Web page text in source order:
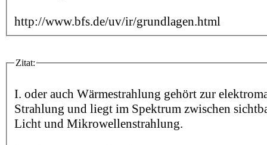
http://www.bfs.de/uv/ir/grundlagen.html
Zitat:
I. oder auch Wärmestrahlung gehört zur
Strahlung und liegt im Spektrum zwischen
Licht und Mikrowellenstrahlung.